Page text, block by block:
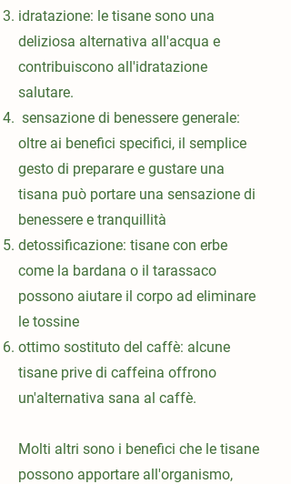
idratazione: le tisane sono una
deliziosa alternativa all'acqua e
contribuiscono all'idratazione
salutare.
sensazione di benessere generale:
oltre ai benefici specifici, il semplice
gesto di preparare e gustare una
tisana può portare una sensazione di
benessere e tranquillità
detossificazione: tisane con erbe
come la bardana o il tarassaco
possono aiutare il corpo ad eliminare
le tossine
ottimo sostituto del caffè: alcune
tisane prive di caffeina offrono
un'alternativa sana al caffè.
Molti altri sono i benefici che le tisane
possono apportare all'organismo,